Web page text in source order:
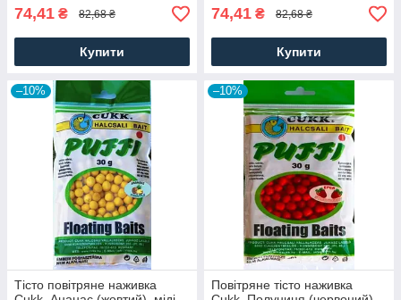
74,41 ₴ 82,68 ₴
Купити
74,41 ₴ 82,68 ₴
Купити
–10%
Тісто повітряне наживка
–10%
Повітряне тісто наживка